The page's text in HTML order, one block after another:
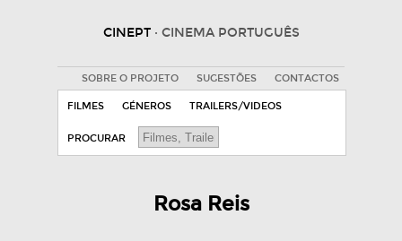
CINEPT · CINEMA PORTUGUÊS
SOBRE O PROJETO SUGESTÕES CONTACTOS
FILMES GÉNEROS TRAILERS/VIDEOS
PROCURAR
Rosa Reis